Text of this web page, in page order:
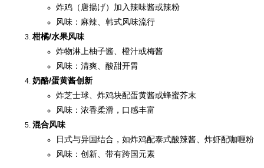
炸鸡（唐揚げ）加入辣味酱或辣粉
风味：麻辣、韩式风味流行
柑橘/水果风味
炸物淋上柚子酱、橙汁或梅酱
风味：清爽、酸甜开胃
奶酪/蛋黄酱创新
炸芝士球、炸鸡块配蛋黄酱或蜂蜜芥末
风味：浓香柔滑，口感丰富
混合风味
日式与异国结合，如炸鸡配泰式酸辣酱、炸虾配咖喱粉
风味：创新、带有跨国元素